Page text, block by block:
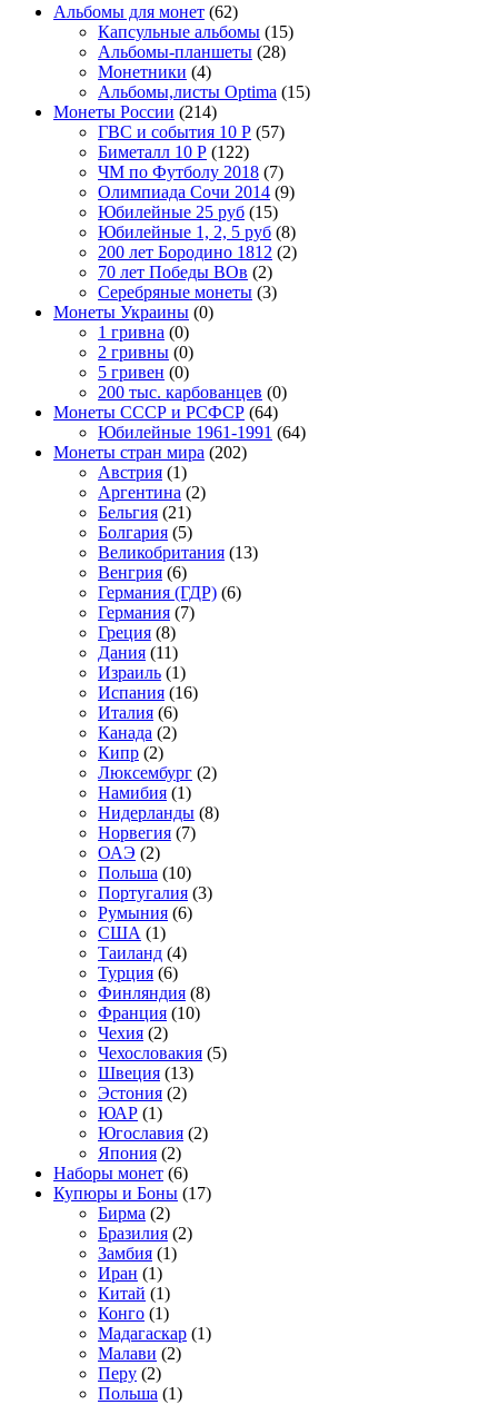
Альбомы для монет (62)
Капсульные альбомы (15)
Альбомы-планшеты (28)
Монетники (4)
Альбомы,листы Optima (15)
Монеты России (214)
ГВС и события 10 Р (57)
Биметалл 10 Р (122)
ЧМ по Футболу 2018 (7)
Олимпиада Сочи 2014 (9)
Юбилейные 25 руб (15)
Юбилейные 1, 2, 5 руб (8)
200 лет Бородино 1812 (2)
70 лет Победы ВОв (2)
Серебряные монеты (3)
Монеты Украины (0)
1 гривна (0)
2 гривны (0)
5 гривен (0)
200 тыс. карбованцев (0)
Монеты СССР и РСФСР (64)
Юбилейные 1961-1991 (64)
Монеты стран мира (202)
Австрия (1)
Аргентина (2)
Бельгия (21)
Болгария (5)
Великобритания (13)
Венгрия (6)
Германия (ГДР) (6)
Германия (7)
Греция (8)
Дания (11)
Израиль (1)
Испания (16)
Италия (6)
Канада (2)
Кипр (2)
Люксембург (2)
Намибия (1)
Нидерланды (8)
Норвегия (7)
ОАЭ (2)
Польша (10)
Португалия (3)
Румыния (6)
США (1)
Таиланд (4)
Турция (6)
Финляндия (8)
Франция (10)
Чехия (2)
Чехословакия (5)
Швеция (13)
Эстония (2)
ЮАР (1)
Югославия (2)
Япония (2)
Наборы монет (6)
Купюры и Боны (17)
Бирма (2)
Бразилия (2)
Замбия (1)
Иран (1)
Китай (1)
Конго (1)
Мадагаскар (1)
Малави (2)
Перу (2)
Польша (1)